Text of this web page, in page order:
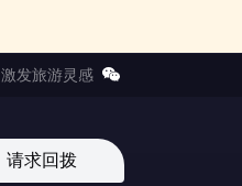
激发旅游灵感
请求回拨